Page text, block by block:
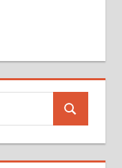
Search